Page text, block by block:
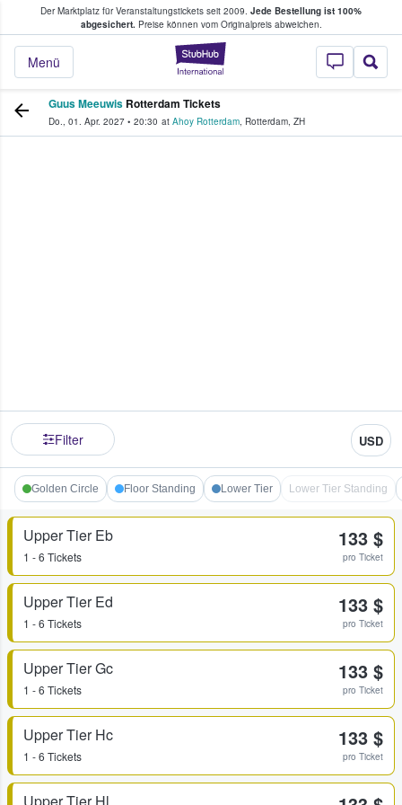
Der Marktplatz für Veranstaltungstickets seit 2009. Jede Bestellung ist 100%
abgesichert.Preise können vom Originalpreis abweichen.
StubHub - Wo
Menü
Tickets kaufen & verkaufen
Guus Meeuwis Rotterdam Tickets
Do., 01. Apr. 2027 • 20:30 at Ahoy Rotterdam, Rotterdam, ZH
Filter USD
Golden Circle Floor Standing Lower Tier Lower Tier Standing
Upper Tier Eb
1 - 6 Tickets
133 $
pro Ticket
Upper Tier Ed
1 - 6 Tickets
133 $
pro Ticket
Upper Tier Gc
1 - 6 Tickets
133 $
pro Ticket
Upper Tier Hc
1 - 6 Tickets
133 $
pro Ticket